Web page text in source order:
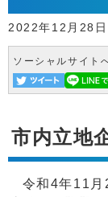
2022年12月28日
ソーシャルサイト
市内立地
令和4年11月